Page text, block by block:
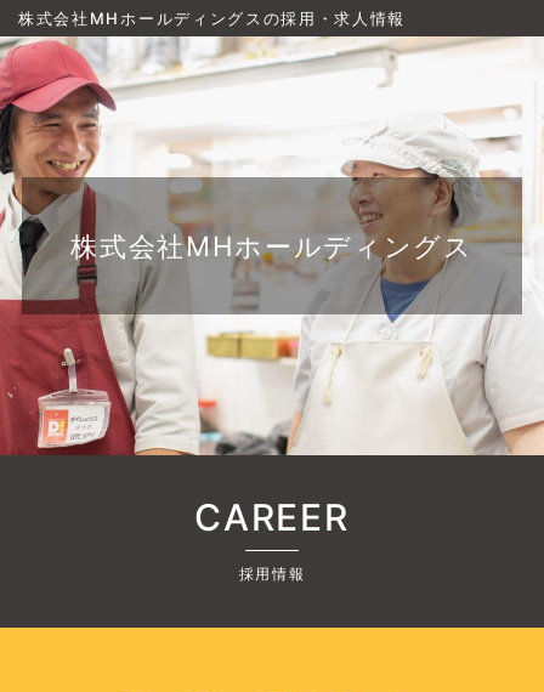
株式会社MHホールディングスの採用・求人情報
株式会社MHホールディングス
CAREER
採用情報